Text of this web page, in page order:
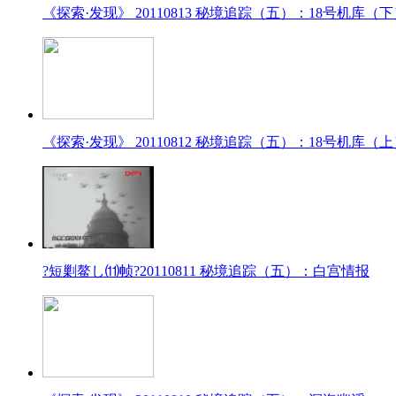
《探索·发现》 20110813 秘境追踪（五）：18号机库（下
《探索·发现》 20110812 秘境追踪（五）：18号机库（上
?短剿鳌し⑾帧?20110811 秘境追踪（五）：白宫情报